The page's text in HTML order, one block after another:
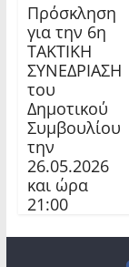
Πρόσκληση
για την 6η
ΤΑΚΤΙΚΗ
ΣΥΝΕΔΡΙΑΣΗ
του
Δημοτικού
Συμβουλίου
την
26.05.2026
και ώρα
21:00